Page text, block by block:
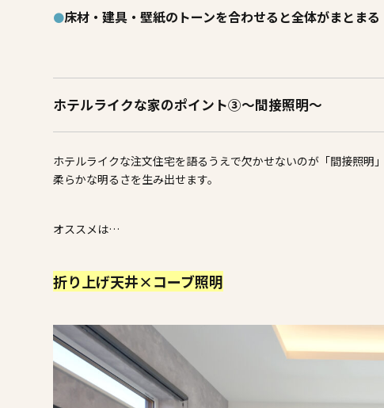
床材・建具・壁紙のトーンを合わせると全体がまとまる
ホテルライクな家のポイント③～間接照明～
ホテルライクな注文住宅を語るうえで欠かせないのが「間接照
柔らかな明るさを生み出せます。
オススメは…
折り上げ天井×コーブ照明